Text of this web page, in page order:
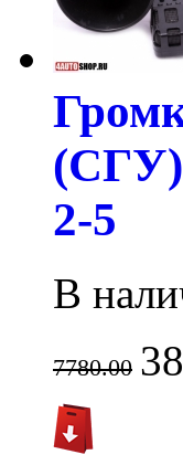
2-5
В
7780.00